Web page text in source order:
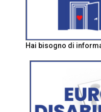
Hai bisogno di